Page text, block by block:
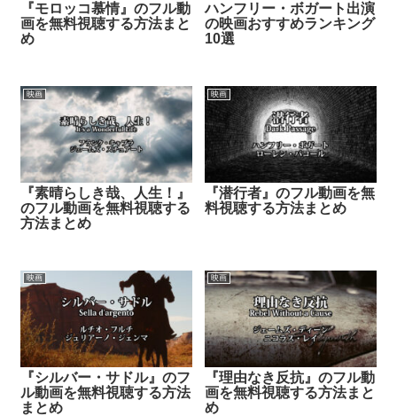
『モロッコ慕情』のフル動
画を無料視聴する方法まと
め
ハンフリー・ボガート出演
の映画おすすめランキング
10選
映画
『素晴らしき哉、人生！』
のフル動画を無料視聴する
方法まとめ
映画
『潜行者』のフル動画を無
料視聴する方法まとめ
映画
『シルバー・サドル』のフ
ル動画を無料視聴する方法
まとめ
映画
『理由なき反抗』のフル動
画を無料視聴する方法まと
め